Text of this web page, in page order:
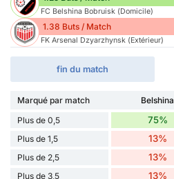
FC Belshina Bobruisk (Domicile)
1.38 Buts / Match
FK Arsenal Dzyarzhynsk (Extérieur)
fin du match
Marqué par match Belshina
Plus de 0,5
75%
Plus de 1,5 13%
Plus de 2,5 13%
Plus de 3,5 13%